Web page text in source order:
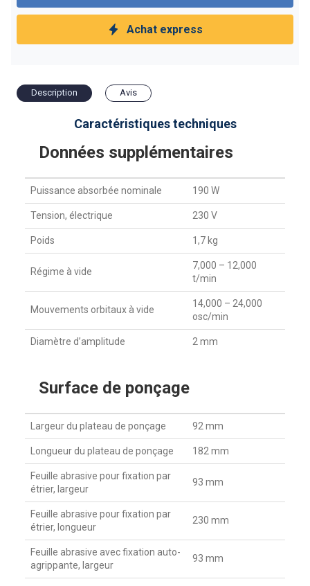
Achat express
Description Avis
Caractéristiques techniques
Données supplémentaires
Puissance absorbée nominale 190 W
Tension, électrique 230 V
Poids 1,7 kg
Régime à vide
7,000 – 12,000
t/min
Mouvements orbitaux à vide
14,000 – 24,000
osc/min
Diamètre d’amplitude 2 mm
Surface de ponçage
Largeur du plateau de ponçage 92 mm
Longueur du plateau de ponçage 182 mm
Feuille abrasive pour fixation par
étrier, largeur
93 mm
Feuille abrasive pour fixation par
étrier, longueur
230 mm
Feuille abrasive avec fixation auto-
agrippante, largeur
93 mm